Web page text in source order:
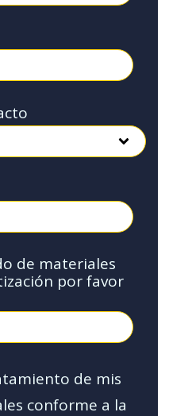
de materiales
por favor
de mis
conforme a la